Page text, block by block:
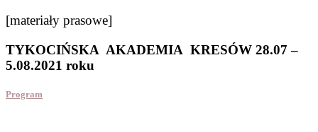
[materiały prasowe]
TYKOCIŃSKA AKADEMIA KRESÓW 28.07 –
5.08.2021 roku
Program